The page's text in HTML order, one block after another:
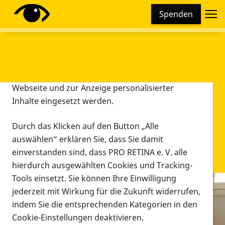
Spenden
Infomaterial
Infomaterial
Diese Webseite setzt verschiedene Cookies und
Tracking-Tools ein. Dies beinhaltet Cookies und
Webseite und zur Anzeige personalisierter
Inhalte eingesetzt werden.
Durch das Klicken auf den Button „Alle
auswählen“ erklären Sie, dass Sie damit
einverstanden sind, dass PRO RETINA e. V. alle
hierdurch ausgewählten Cookies und Tracking-
Tools einsetzt. Sie können Ihre Einwilligung
jederzeit mit Wirkung für die Zukunft widerrufen,
indem Sie die entsprechenden Kategorien in den
Cookie-Einstellungen deaktivieren.